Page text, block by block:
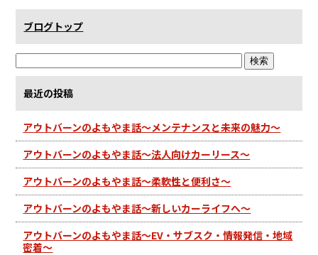
ブログトップ
最近の投稿
アウトバーンのよもやま話～メンテナンスと未来の魅力～
アウトバーンのよもやま話～法人向けカーリース～
アウトバーンのよもやま話～柔軟性と便利さ～
アウトバーンのよもやま話～新しいカーライフへ～
アウトバーンのよもやま話～EV・サブスク・情報発信・地域
密着～